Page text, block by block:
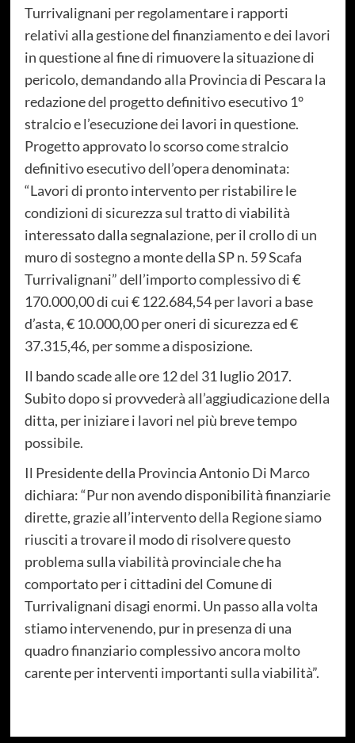
Turrivalignani per regolamentare i rapporti
relativi alla gestione del finanziamento e dei lavori
in questione al fine di rimuovere la situazione di
pericolo, demandando alla Provincia di Pescara la
redazione del progetto definitivo esecutivo 1°
stralcio e l’esecuzione dei lavori in questione.
Progetto approvato lo scorso come stralcio
definitivo esecutivo dell’opera denominata:
“Lavori di pronto intervento per ristabilire le
condizioni di sicurezza sul tratto di viabilità
interessato dalla segnalazione, per il crollo di un
muro di sostegno a monte della SP n. 59 Scafa
Turrivalignani” dell’importo complessivo di €
170.000,00 di cui € 122.684,54 per lavori a base
d’asta, € 10.000,00 per oneri di sicurezza ed €
37.315,46, per somme a disposizione.
Il bando scade alle ore 12 del 31 luglio 2017.
Subito dopo si provvederà all’aggiudicazione della
ditta, per iniziare i lavori nel più breve tempo
possibile.
Il Presidente della Provincia Antonio Di Marco
dichiara: “Pur non avendo disponibilità finanziarie
dirette, grazie all’intervento della Regione siamo
riusciti a trovare il modo di risolvere questo
problema sulla viabilità provinciale che ha
comportato per i cittadini del Comune di
Turrivalignani disagi enormi. Un passo alla volta
stiamo intervenendo, pur in presenza di una
quadro finanziario complessivo ancora molto
carente per interventi importanti sulla viabilità”.